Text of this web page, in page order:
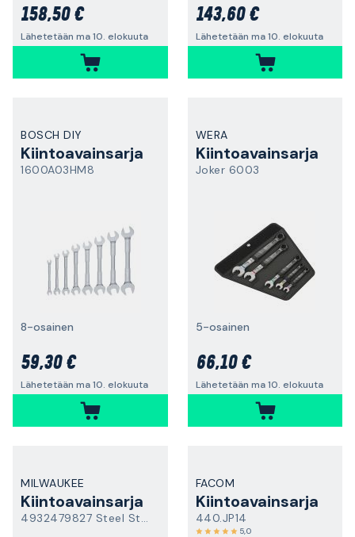
158,50 €
Lähetetään ma 10. elokuuta
143,60 €
Lähetetään ma 10. elokuuta
BOSCH DIY
Kiintoavainsarja
1600A03HM8
8-osainen
59,30 €
Lähetetään ma 10. elokuuta
WERA
Kiintoavainsarja
Joker 6003
5-osainen
66,10 €
Lähetetään ma 10. elokuuta
MILWAUKEE
Kiintoavainsarja
4932479827 Steel Storage
FACOM
Kiintoavainsarja
440.JP14
5,0